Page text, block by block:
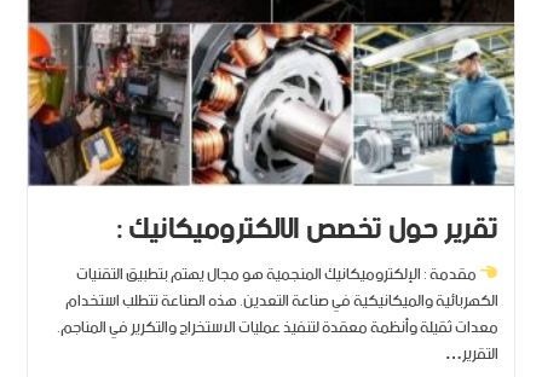
تقرير حول تخصص الالكتروميكانيك :
مقدمة : الإلكتروميكانيك المنجمية هو مجال يهتم بتطبيق التقنيات
الكهربائية والميكانيكية في صناعة التعدين. هذه الصناعة تتطلب استخدام
معدات ثقيلة وأنظمة معقدة لتنفيذ عمليات الاستخراج والتكرير في المناجم.
التقرير…